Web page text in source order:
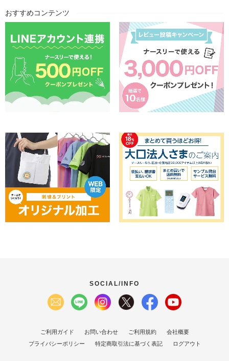
おすすめコンテンツ
SOCIAL/INFO
ご利用ガイド お問い合わせ ご利用規約
会社概要
プライバシーポリシー
特定商取引法に基づく表記 ログアウト